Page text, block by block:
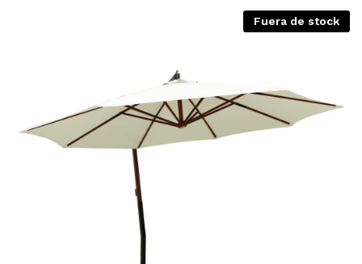
Fuera de stock